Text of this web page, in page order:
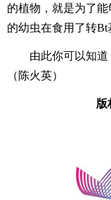
的植物，就是为了
的幼虫在食用了转
由此你可以知道，
（陈火英）
版